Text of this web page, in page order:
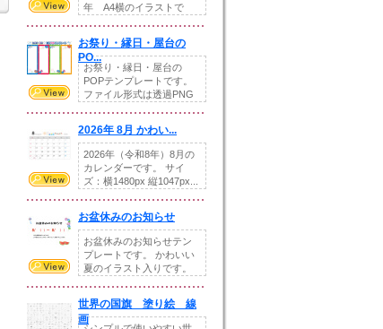
年 A4横のイラストで
お祭り・縁日・屋台の
PO...
お祭り・縁日・屋台の
POPテンプレートです。
ファイル形式は透過PNG
2026年 8月 かわい...
2026年（令和8年）8月の
カレンダーです。 サイ
ズ：横1480px 縦1047px...
お盆休みのお知らせ
お盆休みのお知らせテン
プレートです。 かわいい
夏のイラスト入りです。
世界の国旗 塗り絵 線
画